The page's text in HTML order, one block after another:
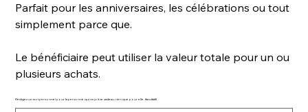
Parfait pour les anniversaires, les célébrations ou tout
simplement parce que.
Le bénéficiaire peut utiliser la valeur totale pour un ou
plusieurs achats.
Rédigez un mot personnel pour la personne qui reçoit ce cadeau, rien que pour elle. (facultatif)